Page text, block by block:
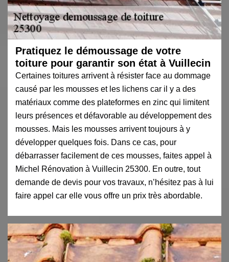
Pratiquez le démoussage de votre
toiture pour garantir son état à Vuillecin
Certaines toitures arrivent à résister face au dommage
causé par les mousses et les lichens car il y a des
matériaux comme des plateformes en zinc qui limitent
leurs présences et défavorable au développement des
mousses. Mais les mousses arrivent toujours à y
développer quelques fois. Dans ce cas, pour
débarrasser facilement de ces mousses, faites appel à
Michel Rénovation à Vuillecin 25300. En outre, tout
demande de devis pour vos travaux, n’hésitez pas à lui
faire appel car elle vous offre un prix très abordable.